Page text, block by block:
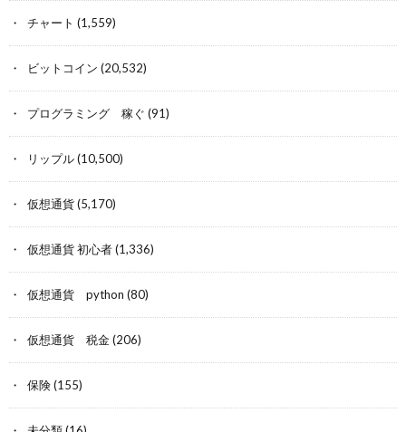
チャート (1,559)
ビットコイン (20,532)
プログラミング 稼ぐ (91)
リップル(10,500)
仮想通貨(5,170)
仮想通貨 初心者(1,336)
仮想通貨 python (80)
仮想通貨 税金(206)
保険(155)